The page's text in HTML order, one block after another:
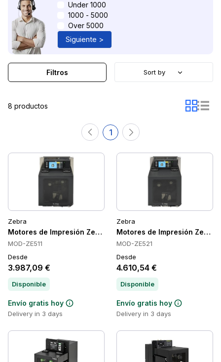
Under 1000
1000 - 5000
Over 5000
Siguiente >
8 productos
1
Filtros Sort by
Zebra
Motores de Impresión Zebra ZE511
MOD-ZE511
Desde
3.987,09 €
Disponible
Envío gratis hoy
Delivery in 3 days
Zebra
Motores de Impresión Zebra
MOD-ZE521
Desde
4.610,54 €
Disponible
Envío gratis hoy
Delivery in 3 days